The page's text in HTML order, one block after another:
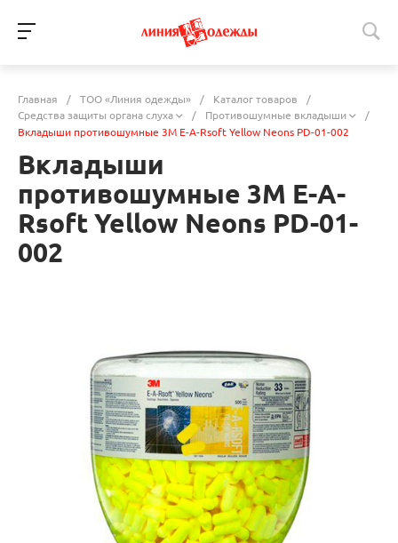
Главная / ТОО «Линия одежды» / Каталог товаров
/
Средства защиты органа слуха
/ Противошумные вкладыши
/
Вкладыши противошумные 3M E-A-Rsoft Yellow Neons PD-01-002
Вкладыши
противошумные 3M E-A-
Rsoft Yellow Neons PD-01-
002